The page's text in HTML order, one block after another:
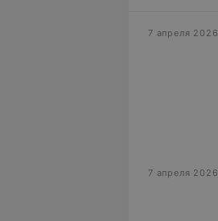
7 апреля 2026
7 апреля 2026